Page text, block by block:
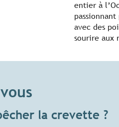
entier à
avec des
sourire aux
la crevette ?